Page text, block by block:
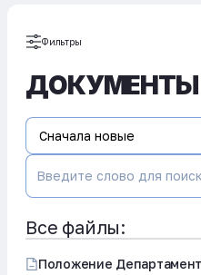
Фильтры
ДОКУМЕНТЫ
Сначала новые
Все файлы:
Положение